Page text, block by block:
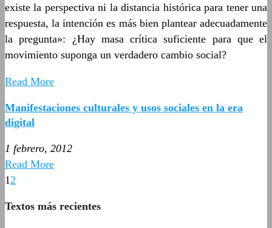
existe la perspectiva ni la distancia histórica para tener una
respuesta, la intención es más bien plantear adecuadamente
la pregunta»: ¿Hay masa crítica suficiente para que el
movimiento suponga un verdadero cambio social?
Read More
Manifestaciones culturales y usos sociales en la era
digital
1 febrero, 2012
Read More
1 2
Textos más recientes